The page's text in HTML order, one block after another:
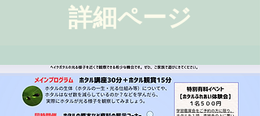
詳細ページ